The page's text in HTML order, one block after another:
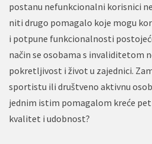
postanu nefunkcionalni korisnici
niti drugo pomagalo koje mogu
i potpune funkcionalnosti
način se osobama s invaliditetom
pokretljivost i život u zajednici.
sportistu ili društveno aktivnu
jednim istim pomagalom kreće
kvalitet i udobnost?